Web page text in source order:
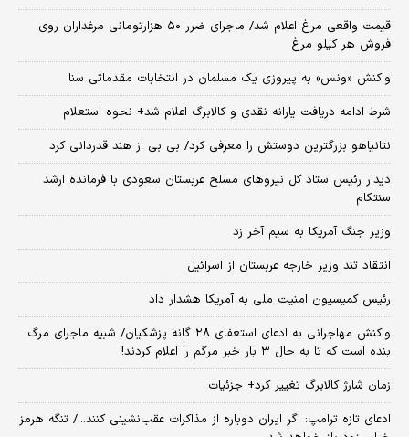
قیمت واقعی مرغ اعلام شد/ ماجرای ضرر ۵۰ هزارتومانی مرغداران روی
فروش هر کیلو مرغ
واکنش «ونس» به پیروزی یک مسلمان در انتخابات مقدماتی سنا
شرط ادامه دریافت یارانه نقدی و کالابرگ اعلام شد+ نحوه استعلام
نتانیاهو بزرگترین دوستش را معرفی کرد/ بی بی از هند قدردانی کرد
دیدار رئیس ستاد کل نیروهای مسلح عربستان سعودی با فرمانده ارشد
سنتکام
وزیر جنگ آمریکا به سیم آخر زد
انتقاد تند وزیر خارجه عربستان از اسرائیل
رئیس کمیسیون امنیت ملی به آمریکا هشدار داد
واکنش مهاجرانی به ادعای استعفای ۲۸ گانه پزشکیان/ شبیه ماجرای مرگ
بنده است که تا به حال ۳ بار خبر مرگم را اعلام کردند!
زمان شارژ کالابرگ تغییر کرد+ جزئیات
ادعای تازه ترامپ: اگر ایران دوباره از مذاکرات عقب‌نشینی کنند.../ تنگه هرمز